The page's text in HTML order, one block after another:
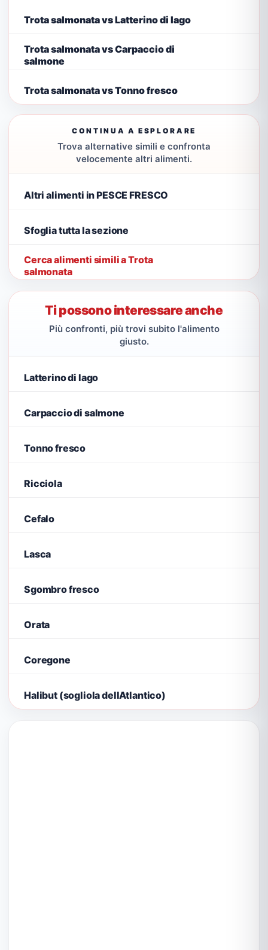
Trota salmonata vs Latterino di lago
Trota salmonata vs Carpaccio di
salmone
Trota salmonata vs Tonno fresco
CONTINUA A ESPLORARE
Trova alternative simili e confronta
velocemente altri alimenti.
Altri alimenti in PESCE FRESCO
Sfoglia tutta la sezione
Cerca alimenti simili a Trota
salmonata
Ti possono interessare anche
Più confronti, più trovi subito l'alimento
giusto.
Latterino di lago
Carpaccio di salmone
Tonno fresco
Ricciola
Cefalo
Lasca
Sgombro fresco
Orata
Coregone
Halibut (sogliola dellAtlantico)